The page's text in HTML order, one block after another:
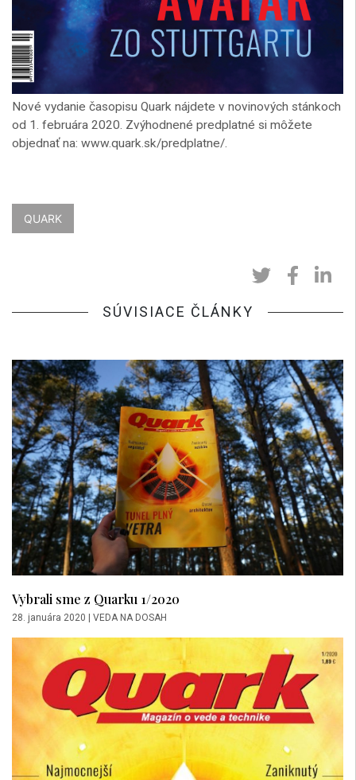
Nové vydanie časopisu Quark nájdete v novinových stánkoch
od 1. februára 2020. Zvýhodnené predplatné si môžete
objednať na: www.quark.sk/predplatne/.
QUARK
SÚVISIACE ČLÁNKY
Vybrali sme z Quarku 1/2020
28. januára 2020 | VEDA NA DOSAH